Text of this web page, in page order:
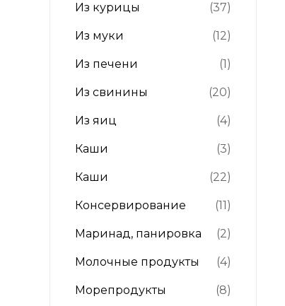
Из курицы (37)
Из муки (12)
Из печени (1)
Из свинины (20)
Из яиц (4)
Каши (3)
Каши (22)
Консервирование (11)
Маринад, панировка (2)
Молочные продукты (4)
Морепродукты (8)